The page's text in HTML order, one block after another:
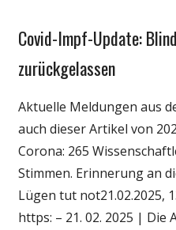
Gesellschaft
Medien
Wirtschaft
Wissenschaft
Covid-Impf-Update:
zurückgelassen
Aktuelle Meldungen aus
auch dieser Artikel von
Corona: 265
Stimmen. Erinnerung an
Lügen tut not21.02.2025,
https: – 21. 02. 2025 | Die